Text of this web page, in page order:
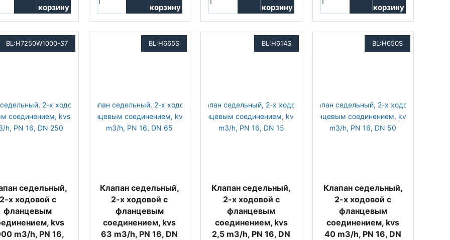
корзину
корзину
корзину
корзину
BL:H7250W1000-S7
седельный,
2-х ходовой с
фланцевым
kvs
m3/h, PN 16,
BL:H665S
Клапан седельный,
2-х ходовой с
фланцевым
соединением, kvs
63 m3/h, PN 16, DN
BL:H614S
Клапан седельный,
2-х ходовой с
фланцевым
соединением, kvs
2,5 m3/h, PN 16, DN
BL:H650S
Клапан седельный,
2-х ходовой с
фланцевым
соединением, kvs
40 m3/h, PN 16, DN